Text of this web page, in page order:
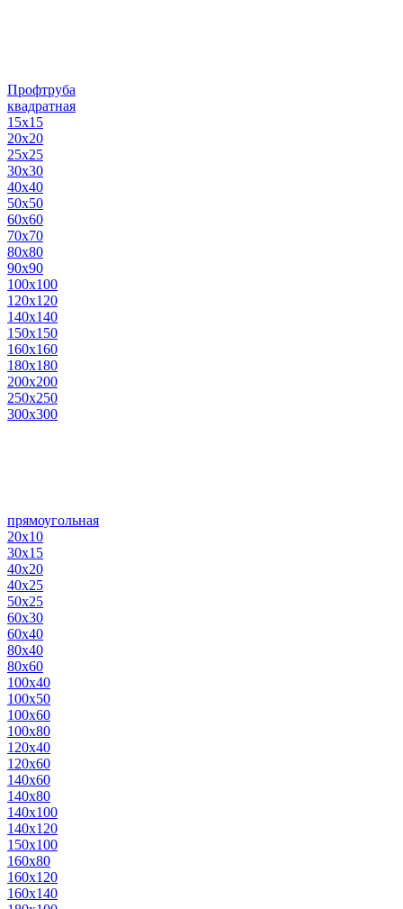
Профтруба
квадратная
15х15
20х20
25х25
30х30
40х40
50х50
60х60
70х70
80х80
90х90
100х100
120х120
140х140
150х150
160х160
180х180
200х200
250х250
300х300
прямоугольная
20х10
30х15
40х20
40х25
50х25
60х30
60х40
80х40
80х60
100х40
100х50
100х60
100х80
120х40
120х60
140х60
140х80
140х100
140х120
150х100
160х80
160х120
160х140